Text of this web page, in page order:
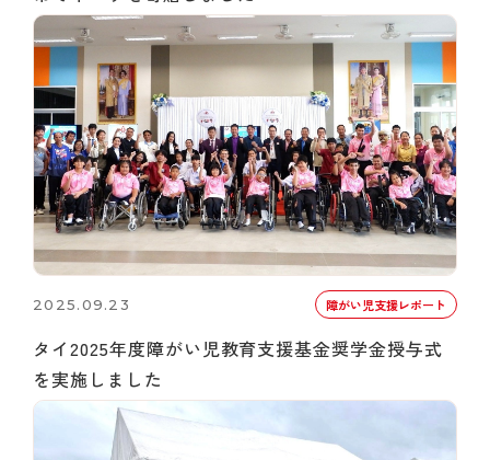
2025.09.23 障がい児支援レポート
タイ2025年度障がい児教育支援基金奨学金授与式
を実施しました